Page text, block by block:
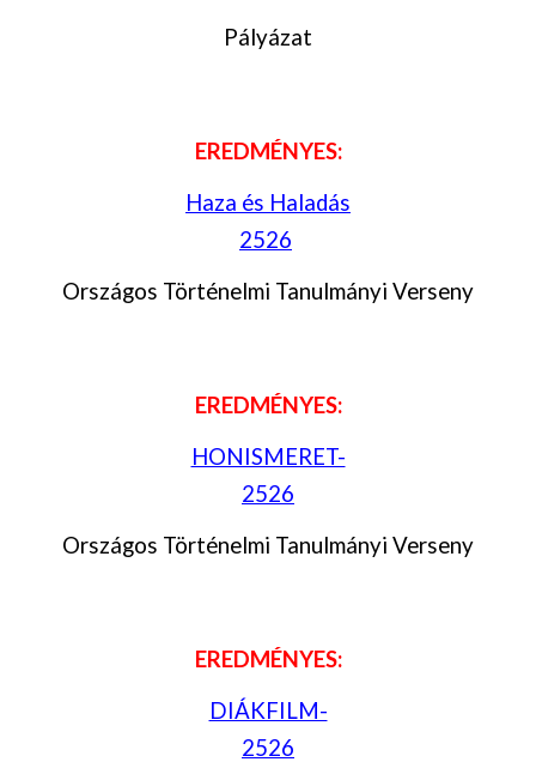
Pályázat
EREDMÉNYES:
Haza és Haladás
2526
Országos Történelmi Tanulmányi Verseny
EREDMÉNYES:
HONISMERET-
2526
Országos Történelmi Tanulmányi Verseny
EREDMÉNYES:
DIÁKFILM-
2526